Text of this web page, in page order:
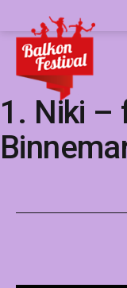
naar
inhoud
Balkonfestival
1. Niki –